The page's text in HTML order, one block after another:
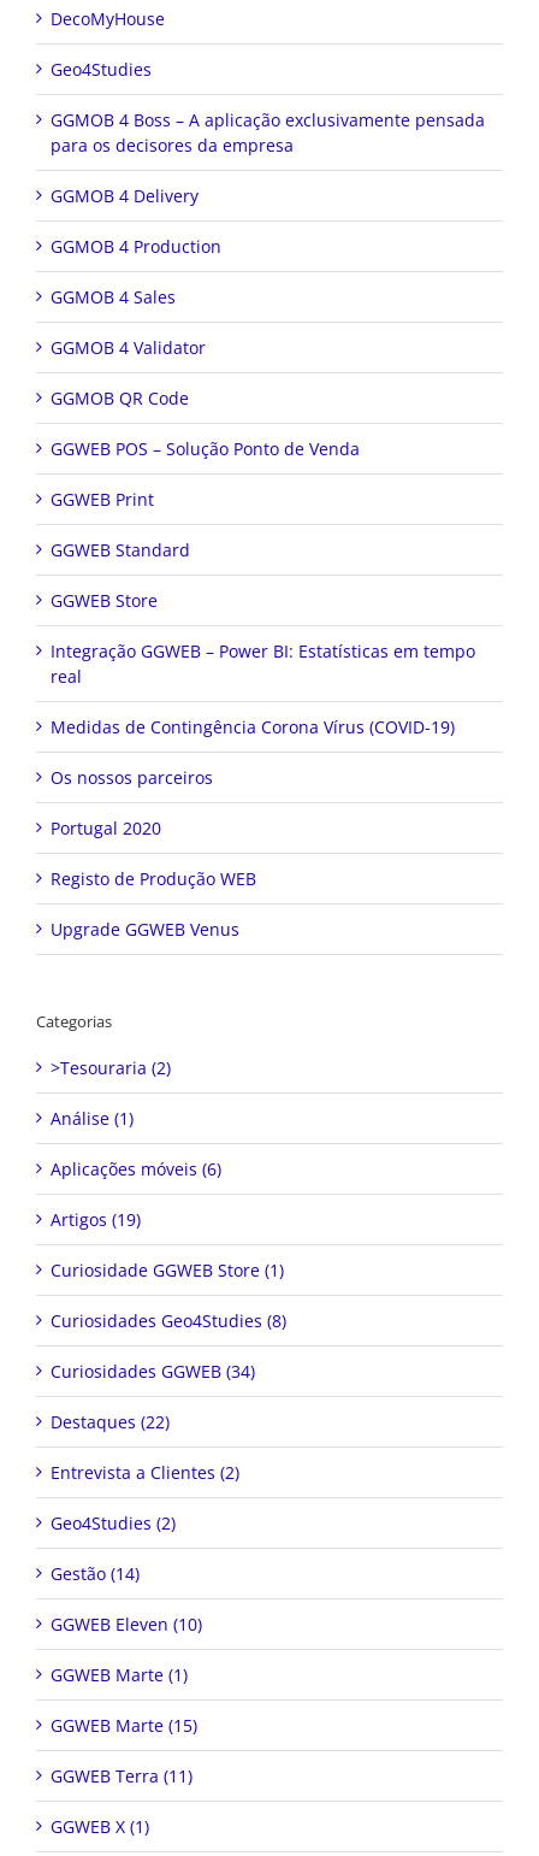
DecoMyHouse
Geo4Studies
GGMOB 4 Boss – A aplicação exclusivamente pensada
para os decisores da empresa
GGMOB 4 Delivery
GGMOB 4 Production
GGMOB 4 Sales
GGMOB 4 Validator
GGMOB QR Code
GGWEB POS – Solução Ponto de Venda
GGWEB Print
GGWEB Standard
GGWEB Store
Integração GGWEB – Power BI: Estatísticas em tempo
real
Medidas de Contingência Corona Vírus (COVID-19)
Os nossos parceiros
Portugal 2020
Registo de Produção WEB
Upgrade GGWEB Venus
Categorias
>Tesouraria (2)
Análise (1)
Aplicações móveis (6)
Artigos (19)
Curiosidade GGWEB Store (1)
Curiosidades Geo4Studies (8)
Curiosidades GGWEB (34)
Destaques (22)
Entrevista a Clientes (2)
Geo4Studies (2)
Gestão (14)
GGWEB Eleven (10)
GGWEB Marte (1)
GGWEB Marte (15)
GGWEB Terra (11)
GGWEB X (1)